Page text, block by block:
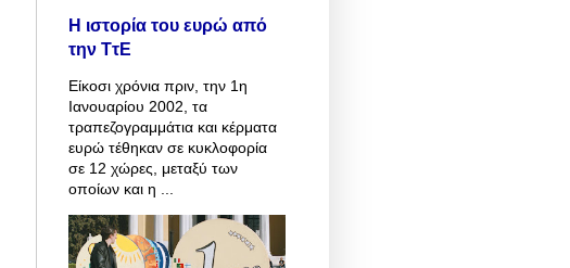
Η ιστορία του ευρώ από
την ΤτΕ
Είκοσι χρόνια πριν, την 1η
Ιανουαρίου 2002, τα
τραπεζογραμμάτια και κέρματα
ευρώ τέθηκαν σε κυκλοφορία
σε 12 χώρες, μεταξύ των
οποίων και η ...